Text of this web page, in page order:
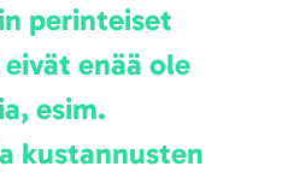
perinteiset
enää ole
esim.
kustannusten